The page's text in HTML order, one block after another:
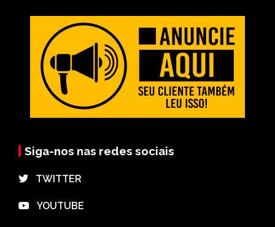
Siga-nos nas redes sociais
⠀TWITTER
⠀YOUTUBE